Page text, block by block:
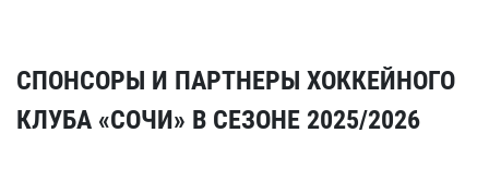
СПОНСОРЫ И ПАРТНЕРЫ ХОККЕЙНОГО
КЛУБА «СОЧИ» В СЕЗОНЕ 2025/2026